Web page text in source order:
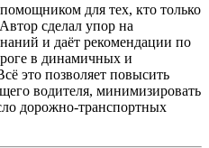
для тех, кто только
сделал упор на
и даёт рекомендации по
в динамичных и
это позволяет повысить
водителя, минимизировать
дорожно-транспортных